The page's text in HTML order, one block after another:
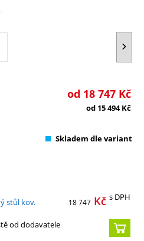
od 18 747 Kč
od 15 494Kč
Skladem dle variant
stůl kov.
od dodavatele
18 747 Kč s DPH